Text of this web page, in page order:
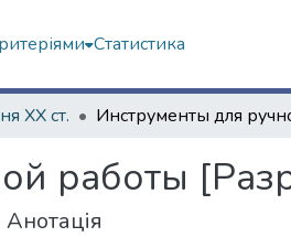
Статистика
ХХ ст.
работы
Анотація